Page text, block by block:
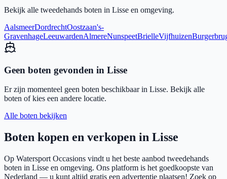
Bekijk alle tweedehands boten in Lisse en omgeving.
AalsmeerDordrechtOostzaan's-
GravenhageLeeuwardenAlmereNunspeetBrielleVijfhuizen
Geen boten gevonden in Lisse
Er zijn momenteel geen boten beschikbaar in Lisse. Bekijk alle
boten of kies een andere locatie.
Alle boten bekijken
Boten kopen en verkopen in Lisse
Op Watersport Occasions vindt u het beste aanbod tweedehands
boten in Lisse en omgeving. Ons platform is het goedkoopste van
Nederland — u kunt altijd gratis een advertentie plaatsen! Zoek op